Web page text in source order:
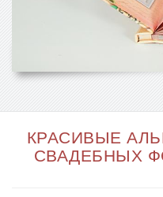
КРАСИВЫЕ
СВАДЕБНЫХ